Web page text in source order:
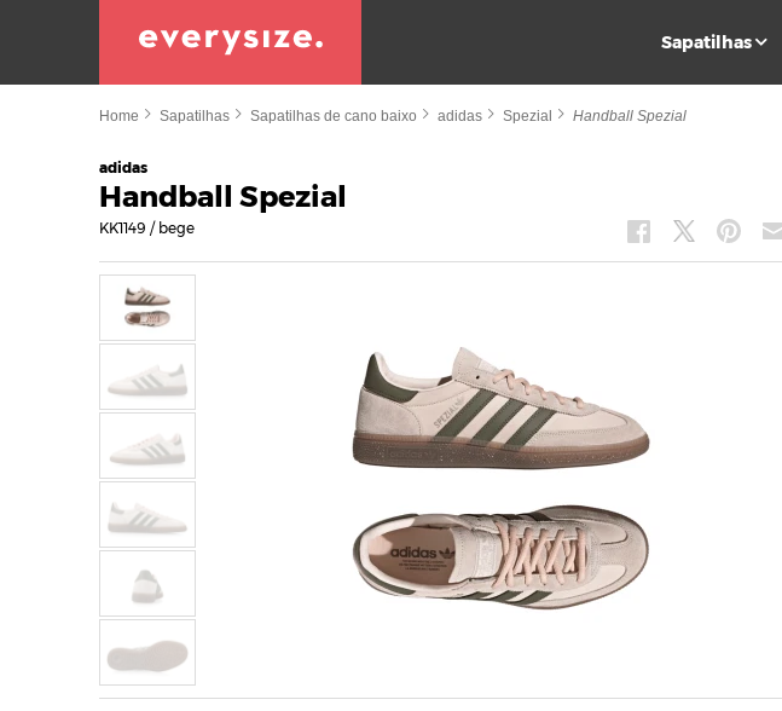
Sapatilhas
Home Sapatilhas Sapatilhas de cano baixo adidas Spezial Handball Spezial
adidas
Handball Spezial
KK1149 / bege